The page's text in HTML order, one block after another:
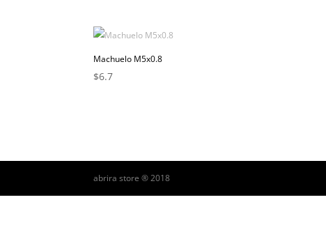
Machuelo M5x0.8
$6.7
abrira store ® 2018